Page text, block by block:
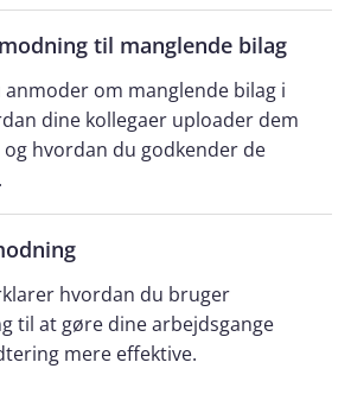
til manglende bilag
om manglende bilag i
dine kollegaer uploader dem
hvordan du godkender de
hvordan du bruger
til at gøre dine arbejdsgange
mere effektive.